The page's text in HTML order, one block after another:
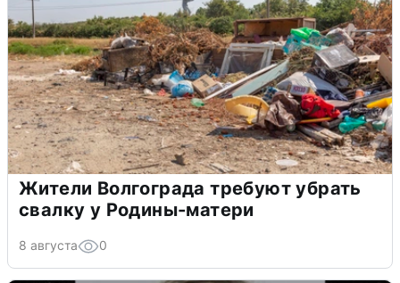
Жители Волгограда требуют убрать
свалку у Родины-матери
8 августа 0